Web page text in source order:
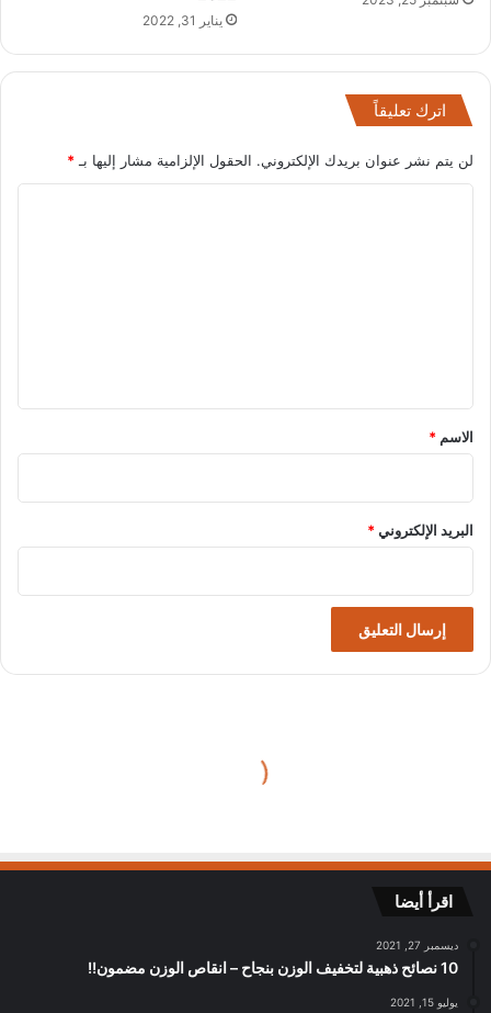
يناير 31, 2022
اترك تعليقاً
لن يتم نشر عنوان بريدك الإلكتروني. الحقول الإلزامية مشار إليها بـ*
*
الاسم *
البريد الإلكتروني*
اقرأ أيضا
ديسمبر 27, 2021
10 نصائح ذهبية لتخفيف الوزن بنجاح – انقاص الوزن مضمون!!
يوليو 15, 2021